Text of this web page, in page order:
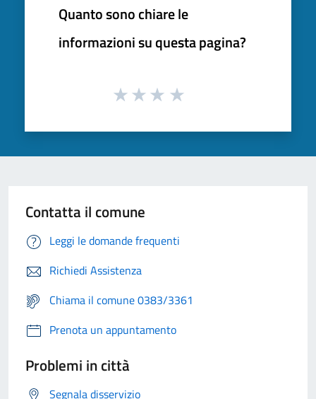
Quanto sono chiare le
informazioni su questa pagina?
Contatta il comune
Leggi le domande frequenti
Richiedi Assistenza
Chiama il comune 0383/3361
Prenota un appuntamento
Problemi in città
Segnala disservizio